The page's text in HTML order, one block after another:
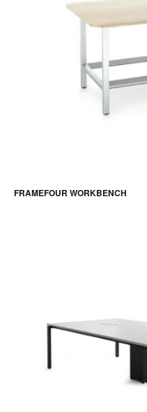
FRAMEFOUR WORKBENCH